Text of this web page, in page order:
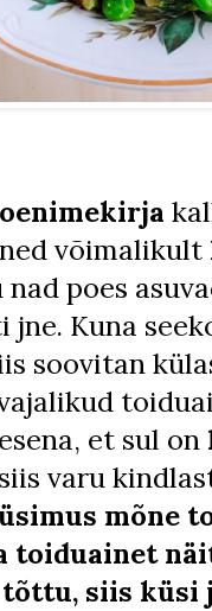
võimalikult
nad poes
Kuna
soovitan
et sul on
varu
mõne
toiduainet
tõttu, siis küsi